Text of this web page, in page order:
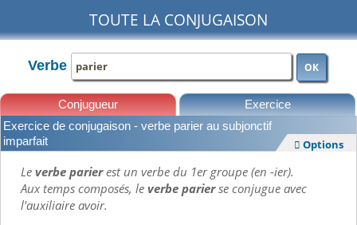
TOUTE LA CONJUGAISON
Verbe OK
Conjugueur Exercice
Leçons
Exercice de conjugaison - verbe parier au subjonctif
imparfait
 Options
Leverbe parierest un verbe du 1er groupe (en -ier).
Aux temps composés, leverbe parierse conjugue avec
l'auxiliaire avoir.